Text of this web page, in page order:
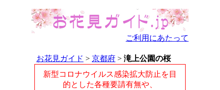
ご利用にあたって
お花見ガイド > 京都府 > 滝上公園の桜
新型コロナウイルス感染拡大防止を目
的とした各種要請有無や、